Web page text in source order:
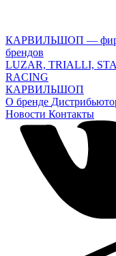
КАРВИЛЬШОП —
брендов
LUZAR, TRIALLI,
RACING
КАРВИЛЬШОП
О бренде
Новости Контакты